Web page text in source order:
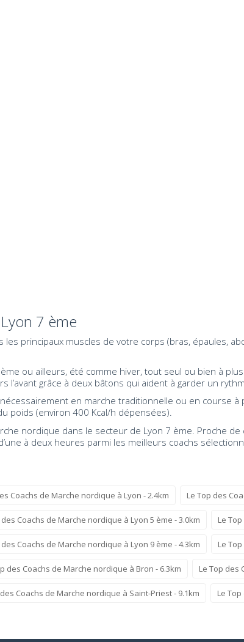
7 ème
principaux muscles de votre corps (bras, épaules,
ou ailleurs, été comme hiver, tout seul ou bien à
grâce à deux bâtons qui aident à garder un
en marche traditionnelle ou en course
poids (environ 400 Kcal/h dépensées).
nordique dans le secteur de Lyon 7 ème. Proche
à deux heures parmi les meilleurs coachs
Coachs de Marche nordique à Lyon - 2.4km Le Top des
des Coachs de Marche nordique à Lyon 5 ème - 3.0km Le
des Coachs de Marche nordique à Lyon 9 ème - 4.3km Le
des Coachs de Marche nordique à Bron - 6.3km Le Top des
Coachs de Marche nordique à Saint-Priest - 9.1km Le